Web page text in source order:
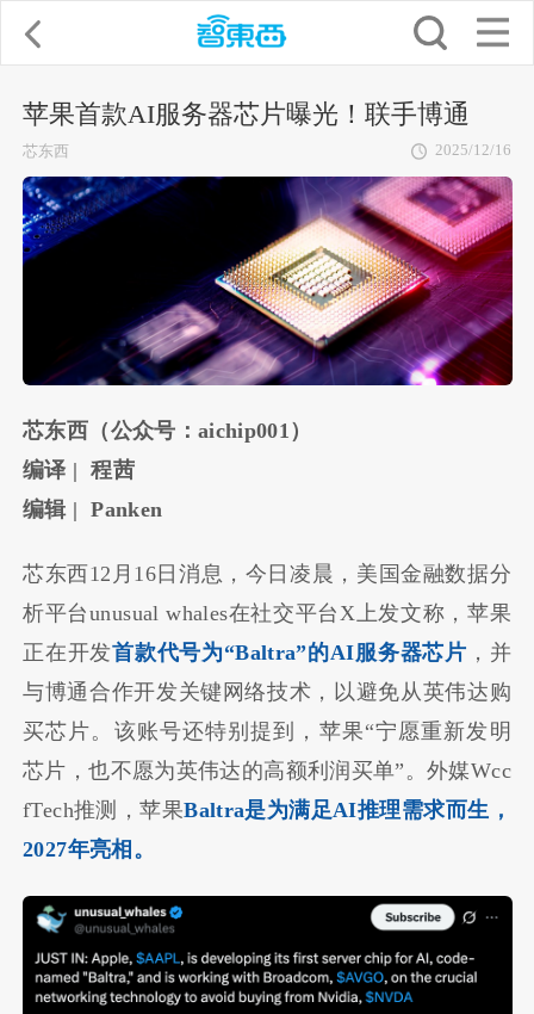
苹果首款AI服务器芯片曝光！联手博通
芯东西 2025/12/16
芯东西（公众号：aichip001）
编译 | 程茜
编辑 | Panken
芯东西12月16日消息，今日凌晨，美国金融数据分
析平台unusual whales在社交平台X上发文称，苹果
正在开发首款代号为“Baltra”的AI服务器芯片 ，并
与博通合作开发关键网络技术，以避免从英伟达购
买芯片。该账号还特别提到，苹果“宁愿重新发明
芯片，也不愿为英伟达的高额利润买单”。外媒Wcc
fTech推测，苹果Baltra是为满足AI推理需求而生，
2027年亮相。